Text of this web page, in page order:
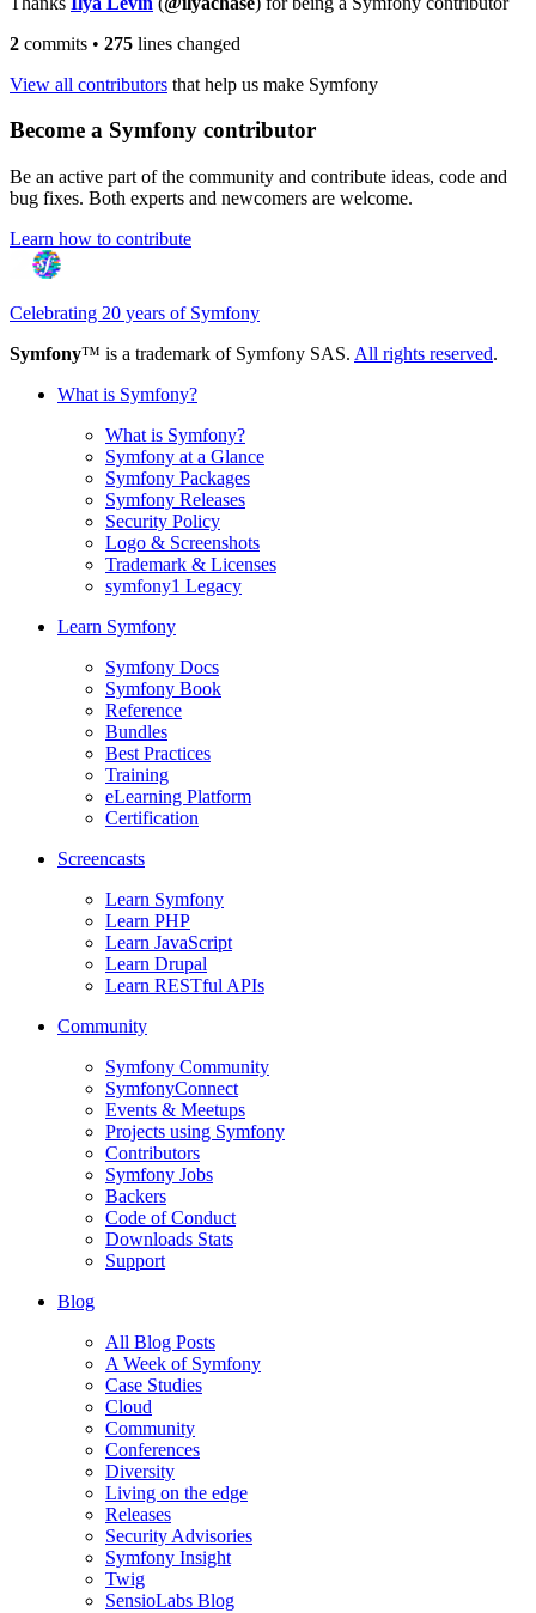
2 commits • 275 lines changed
View all contributors that help us make Symfony
Become a Symfony contributor
Be an active part of the community and contribute ideas, code and
bug fixes. Both experts and newcomers are welcome.
Learn how to contribute
Celebrating 20 years of Symfony
Symfony™ is a trademark of Symfony SAS. All rights reserved.
What is Symfony?
What is Symfony?
Symfony at a Glance
Symfony Packages
Symfony Releases
Security Policy
Logo & Screenshots
Trademark & Licenses
symfony1 Legacy
Learn Symfony
Symfony Docs
Symfony Book
Reference
Bundles
Best Practices
Training
eLearning Platform
Certification
Screencasts
Learn Symfony
Learn PHP
Learn JavaScript
Learn Drupal
Learn RESTful APIs
Community
Symfony Community
SymfonyConnect
Events & Meetups
Projects using Symfony
Contributors
Symfony Jobs
Backers
Code of Conduct
Downloads Stats
Support
Blog
All Blog Posts
A Week of Symfony
Case Studies
Cloud
Community
Conferences
Diversity
Living on the edge
Releases
Security Advisories
Symfony Insight
Twig
SensioLabs Blog